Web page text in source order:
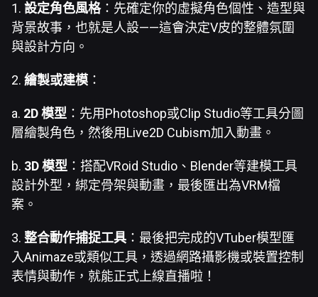
1. 設定角色風格：先確定你的虛擬角色個性、造型與
背景故事，也就是人設——這會決定V皮的整體氛圍
與設計方向。
2. 繪製或建模 ：
a. 2D 模型 ：先用Photoshop或Clip Studio等工具分圖
層繪製角色，然後用Live2D Cubism加入動畫。
b. 3D 模型 ：搭配VRoid Studio、Blender等建模工具
設計外型，綁定骨架與動畫，最後匯出為VRM檔
案。
3. 整合動作捕捉工具 ：最後把完成的VTuber模型匯
入Animaze或類似工具，透過網路攝影機或裝置控制
表情與動作，就能正式上線直播啦！